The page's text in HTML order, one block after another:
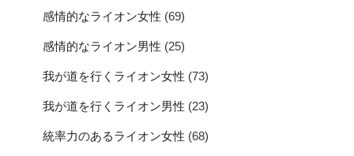
感情的なライオン女性 (69)
感情的なライオン男性 (25)
我が道を行くライオン女性 (73)
我が道を行くライオン男性 (23)
統率力のあるライオン女性 (68)